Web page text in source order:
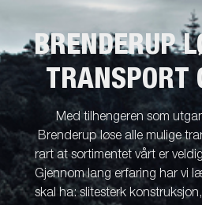
BRENDERUP
TRANSPORT
Med tilhengeren som
Brenderup løse alle mulige
rart at sortimentet vårt er
Gjennom lang erfaring har vi
skal ha: slitesterk